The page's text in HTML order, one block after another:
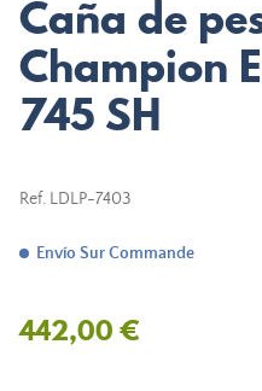
Caña de
Champion
745 SH
Ref. LDLP-7403
Envío Sur Commande
442,00 €